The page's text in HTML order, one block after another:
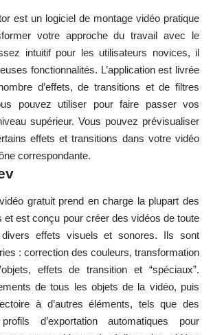
est un logiciel de montage vidéo pratique
votre approche du travail avec le
intuitif pour les utilisateurs novices, il
fonctionnalités. L’application est livrée
d’effets, de transitions et de filtres
pouvez utiliser pour faire passer vos
supérieur. Vous pouvez prévisualiser
effets et transitions dans votre vidéo
correspondante.
gratuit prend en charge la plupart des
et est conçu pour créer des vidéos de toute
effets visuels et sonores. Ils sont
: correction des couleurs, transformation
effets de transition et “spéciaux”.
de tous les objets de la vidéo, puis
à d’autres éléments, tels que des
d’exportation automatiques pour